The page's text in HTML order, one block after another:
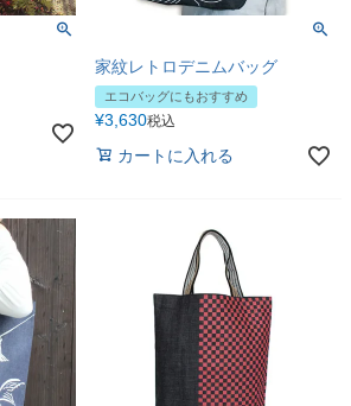
家紋レトロデニムバッグ
エコバッグにもおすすめ
¥3,630税込
カートに入れる